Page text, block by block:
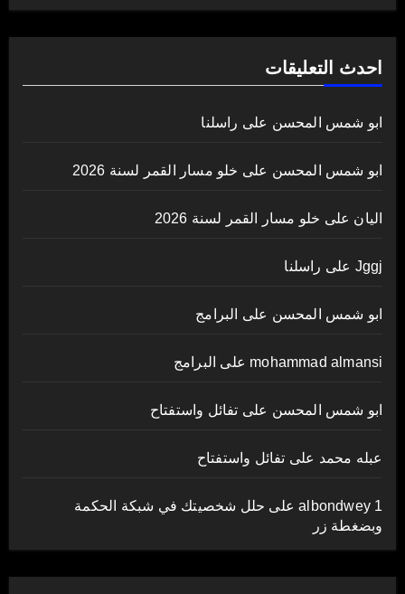
احدث التعليقات
ابو شمس المحسن على راسلنا
ابو شمس المحسن على خلو مسار القمر لسنة 2026
اليان على خلو مسار القمر لسنة 2026
Jggj على راسلنا
ابو شمس المحسن على البرامج
mohammad almansi على البرامج
ابو شمس المحسن على تفائل واستفتاح
عبله محمد على تفائل واستفتاح
albondwey 1على حلل شخصيتك في شبكة الحكمة
وبضغطة زر